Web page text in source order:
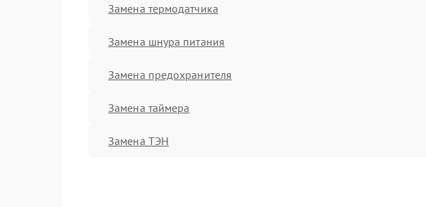
Замена термодатчика
Замена шнура питания
Замена предохранителя
Замена таймера
Замена ТЭН